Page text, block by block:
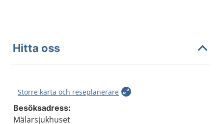
Hitta oss
Större karta och reseplanerare
Besöksadress:
Mälarsjukhuset